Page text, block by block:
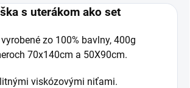
s uterákom ako set
zo 100% bavlny, 400g
70x140cm a 50X90cm.
viskózovými niťami.